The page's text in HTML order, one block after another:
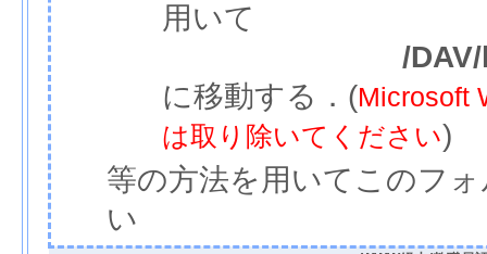
用いて
/
に移動する．(Microsoft
は取り除いてください)
等の方法を用いてこのフ
い